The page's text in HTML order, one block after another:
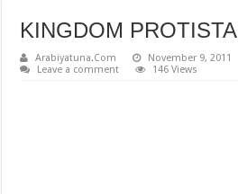
KINGDOM PROTISTA
Arabiyatuna.Com November 9, 2011
Leave a comment
146 Views